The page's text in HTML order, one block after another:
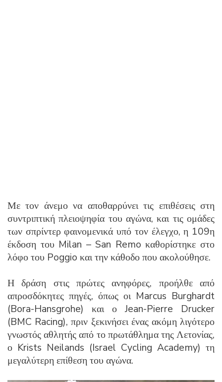
Με τον άνεμο να αποθαρρύνει τις επιθέσεις στη
συντριπτική πλειοψηφία του αγώνα, και τις ομάδες
των σπρίντερ φαινομενικά υπό τον έλεγχο, η 109η
έκδοση του Milan – San Remo καθορίστηκε στο
λόφο του Poggio και την κάθοδο που ακολούθησε.
Η δράση στις πρώτες ανηφόρες, προήλθε από
απροσδόκητες πηγές, όπως οι Marcus Burghardt
(Bora-Hansgrohe) και ο Jean-Pierre Drucker
(BMC Racing), πριν ξεκινήσει ένας ακόμη λιγότερο
γνωστός αθλητής από το πρωτάθλημα της Λετονίας,
ο Krists Neilands (Israel Cycling Academy) τη
μεγαλύτερη επίθεση του αγώνα.